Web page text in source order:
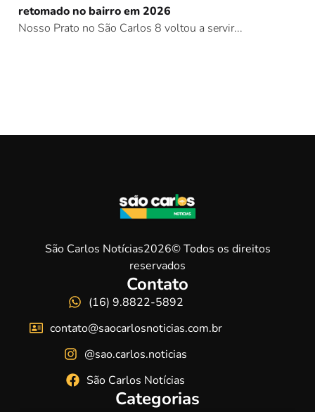
retomado no bairro em 2026
Nosso Prato no São Carlos 8 voltou a servir...
São Carlos Notícias2026© Todos os direitos
reservados
Contato
(16) 9.8822-5892
contato@saocarlosnoticias.com.br
@sao.carlos.noticias
São Carlos Notícias
Categorias